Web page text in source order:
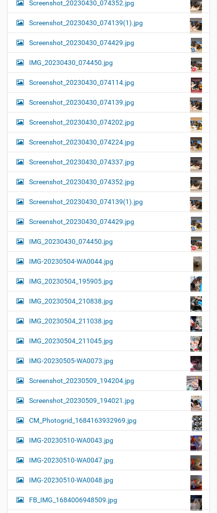
Screenshot_20230430_074352.jpg
Screenshot_20230430_074139(1).jpg
Screenshot_20230430_074429.jpg
IMG_20230430_074450.jpg
Screenshot_20230430_074114.jpg
Screenshot_20230430_074139.jpg
Screenshot_20230430_074202.jpg
Screenshot_20230430_074224.jpg
Screenshot_20230430_074337.jpg
Screenshot_20230430_074352.jpg
Screenshot_20230430_074139(1).jpg
Screenshot_20230430_074429.jpg
IMG_20230430_074450.jpg
IMG-20230504-WA0044.jpg
IMG_20230504_195905.jpg
IMG_20230504_210838.jpg
IMG_20230504_211038.jpg
IMG_20230504_211045.jpg
IMG-20230505-WA0073.jpg
Screenshot_20230509_194204.jpg
Screenshot_20230509_194021.jpg
CM_Photogrid_1684163932969.jpg
IMG-20230510-WA0043.jpg
IMG-20230510-WA0047.jpg
IMG-20230510-WA0048.jpg
FB_IMG_1684006948509.jpg